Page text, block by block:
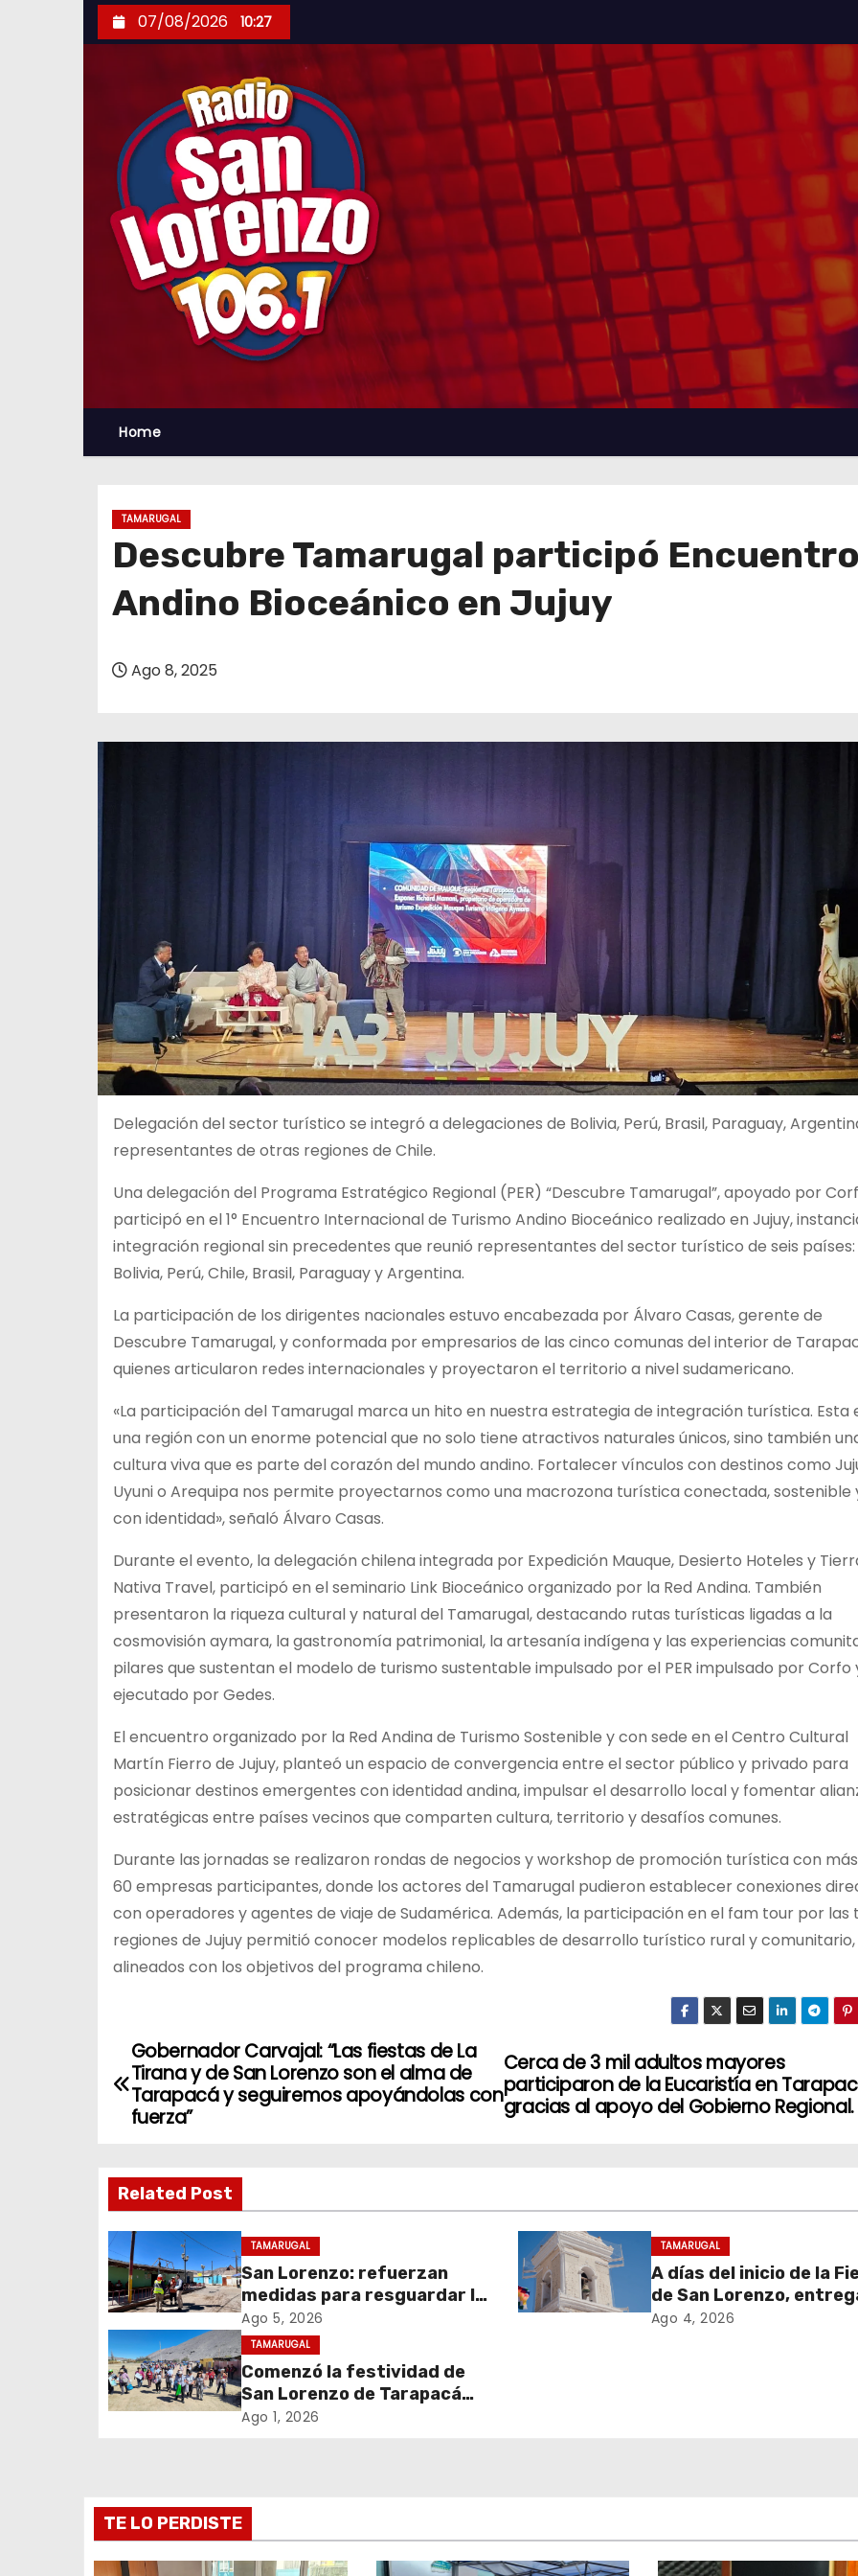
k
07/08/2026 10:27
Home
TAMARUGAL
Descubre Tamarugal participó
Andino Bioceánico en Jujuy
Ago 8, 2025
Delegación del sector turístico se integró a delegaciones de Bolivia, Perú, Brasil, Paraguay,
representantes de otras regiones de Chile.
Una delegación del Programa Estratégico Regional (PER) “Descubre Tamarugal”, apoyado por
participó en el 1° Encuentro Internacional de Turismo Andino Bioceánico realizado en Jujuy,
integración regional sin precedentes que reunió representantes del sector turístico de seis países:
Bolivia, Perú, Chile, Brasil, Paraguay y Argentina.
La participación de los dirigentes nacionales estuvo encabezada por Álvaro Casas, gerente de
Descubre Tamarugal, y conformada por empresarios de las cinco comunas del interior de
quienes articularon redes internacionales y proyectaron el territorio a nivel sudamericano.
«La participación del Tamarugal marca un hito en nuestra estrategia de integración turística. Esta
una región con un enorme potencial que no solo tiene atractivos naturales únicos, sino también
cultura viva que es parte del corazón del mundo andino. Fortalecer vínculos con destinos como
Uyuni o Arequipa nos permite proyectarnos como una macrozona turística conectada, sostenible
con identidad», señaló Álvaro Casas.
Durante el evento, la delegación chilena integrada por Expedición Mauque, Desierto Hoteles y
Nativa Travel, participó en el seminario Link Bioceánico organizado por la Red Andina. También
presentaron la riqueza cultural y natural del Tamarugal, destacando rutas turísticas ligadas a la
cosmovisión aymara, la gastronomía patrimonial, la artesanía indígena y las experiencias
pilares que sustentan el modelo de turismo sustentable impulsado por el PER impulsado por Corfo
ejecutado por Gedes.
El encuentro organizado por la Red Andina de Turismo Sostenible y con sede en el Centro Cultural
Martín Fierro de Jujuy, planteó un espacio de convergencia entre el sector público y privado para
posicionar destinos emergentes con identidad andina, impulsar el desarrollo local y fomentar
estratégicas entre países vecinos que comparten cultura, territorio y desafíos comunes.
Durante las jornadas se realizaron rondas de negocios y workshop de promoción turística con
60 empresas participantes, donde los actores del Tamarugal pudieron establecer conexiones
con operadores y agentes de viaje de Sudamérica. Además, la participación en el fam tour por las
regiones de Jujuy permitió conocer modelos replicables de desarrollo turístico rural y comunitario,
alineados con los objetivos del programa chileno.
N
a
e
g
a
c
i
ó
n
e
e
Cerca de 3 mil adultos mayores
participaron de la Eucaristía en
gracias al apoyo del Gobierno Regional.
Gobernador Carvajal: “Las fiestas de La
Tirana y de San Lorenzo son el alma de
Tarapacá y seguiremos apoyándolas con
fuerza”
Related Post
TAMARUGAL
San Lorenzo: refuerzan
medidas para resguardar la
seguridad del suministro
eléctrico durante la
festividad
Ago 5, 2026
TAMARUGAL
A días del inicio de la
de San Lorenzo,
obras de emergencia
Ago 4, 2026
TAMARUGAL
Comenzó la festividad de
San Lorenzo de Tarapacá
2026 con despliegue de
Ago 1, 2026
TE LO PERDISTE